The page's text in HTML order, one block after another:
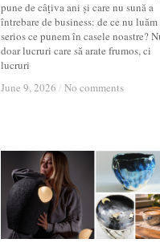
pune de câțiva ani și care nu sună a
întrebare de business: de ce nu
serios ce punem în casele noastre?
doar lucruri care să arate frumos, ci
lucruri
June 9, 2026 / No comments
June 9, 2026 / No comments